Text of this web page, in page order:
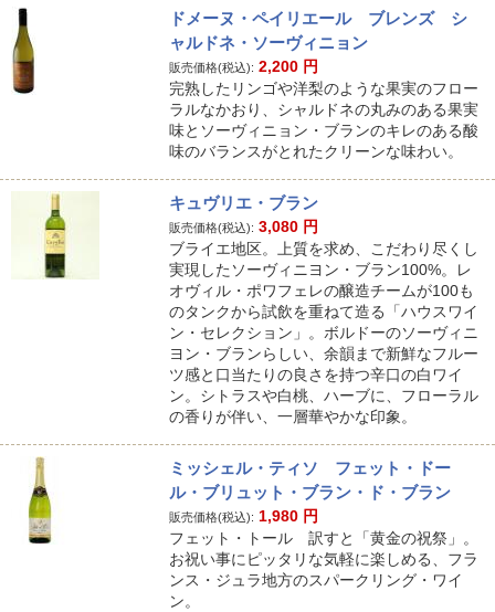
ドメーヌ・ペイリエール ブレンズ シ
ャルドネ・ソーヴィニョン
販売価格(税込): 2,200 円
完熟したリンゴや洋梨のような果実のフロー
ラルなかおり、シャルドネの丸みのある果実
味とソーヴィニョン・ブランのキレのある酸
味のバランスがとれたクリーンな味わい。
キュヴリエ・ブラン
販売価格(税込): 3,080 円
ブライエ地区。上質を求め、こだわり尽くし
実現したソーヴィニヨン・ブラン100%。レ
オヴィル・ポワフェレの醸造チームが100も
のタンクから試飲を重ねて造る「ハウスワイ
ン・セレクション」。ボルドーのソーヴィニ
ヨン・ブランらしい、余韻まで新鮮なフルー
ツ感と口当たりの良さを持つ辛口の白ワイ
ン。シトラスや白桃、ハーブに、フローラル
の香りが伴い、一層華やかな印象。
ミッシェル・ティソ フェット・ドー
ル・ブリュット・ブラン・ド・ブラン
販売価格(税込): 1,980 円
フェット・トール 訳すと「黄金の祝祭」。
お祝い事にピッタリな気軽に楽しめる、フラ
ンス・ジュラ地方のスパークリング・ワイ
ン。